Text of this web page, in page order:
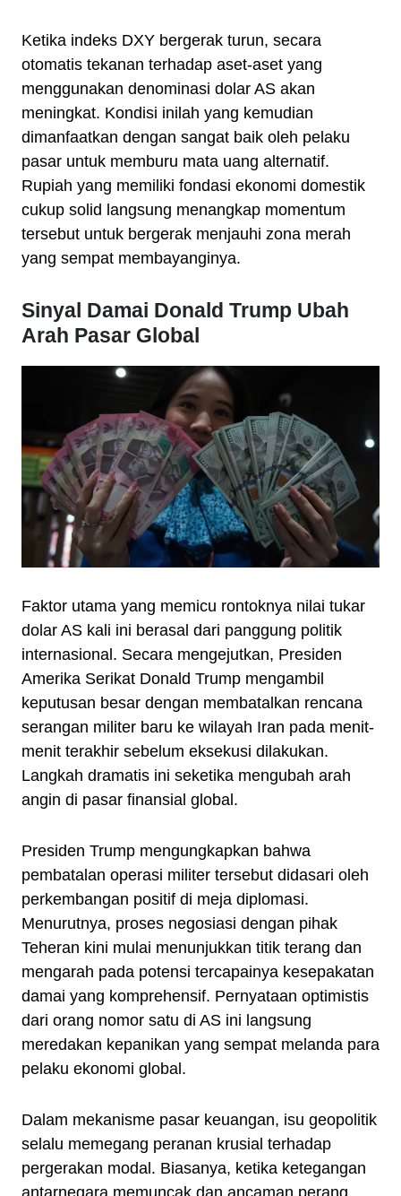
Ketika indeks DXY bergerak turun, secara
otomatis tekanan terhadap aset-aset yang
menggunakan denominasi dolar AS akan
meningkat. Kondisi inilah yang kemudian
dimanfaatkan dengan sangat baik oleh pelaku
pasar untuk memburu mata uang alternatif.
Rupiah yang memiliki fondasi ekonomi domestik
cukup solid langsung menangkap momentum
tersebut untuk bergerak menjauhi zona merah
yang sempat membayanginya.
Sinyal Damai Donald Trump Ubah
Arah Pasar Global
Faktor utama yang memicu rontoknya nilai tukar
dolar AS kali ini berasal dari panggung politik
internasional. Secara mengejutkan, Presiden
Amerika Serikat Donald Trump mengambil
keputusan besar dengan membatalkan rencana
serangan militer baru ke wilayah Iran pada menit-
menit terakhir sebelum eksekusi dilakukan.
Langkah dramatis ini seketika mengubah arah
angin di pasar finansial global.
Presiden Trump mengungkapkan bahwa
pembatalan operasi militer tersebut didasari oleh
perkembangan positif di meja diplomasi.
Menurutnya, proses negosiasi dengan pihak
Teheran kini mulai menunjukkan titik terang dan
mengarah pada potensi tercapainya kesepakatan
damai yang komprehensif. Pernyataan optimistis
dari orang nomor satu di AS ini langsung
meredakan kepanikan yang sempat melanda para
pelaku ekonomi global.
Dalam mekanisme pasar keuangan, isu geopolitik
selalu memegang peranan krusial terhadap
pergerakan modal. Biasanya, ketika ketegangan